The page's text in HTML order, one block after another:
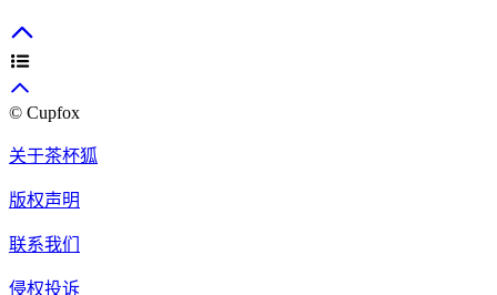
© Cupfox
关于茶杯狐
版权声明
联系我们
侵权投诉